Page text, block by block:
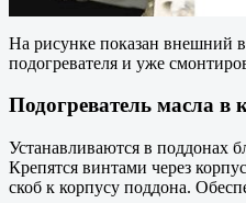
На рисунке показан внешний
подогревателя и уже
Подогреватель масла в
Устанавливаются в поддонах
Крепятся винтами через
скоб к корпусу поддона.